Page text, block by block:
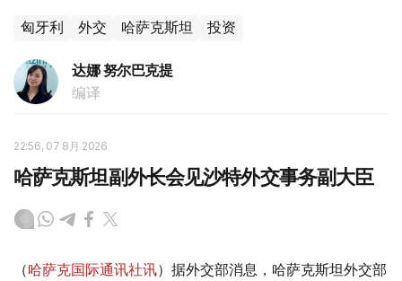
匈牙利 外交 哈萨克斯坦 投资
达娜 努尔巴克提
编译
22:56, 07 8月 2026
哈萨克斯坦副外长会见沙特外交事务副大臣
（哈萨克国际通讯社讯）据外交部消息，哈萨克斯坦外交部